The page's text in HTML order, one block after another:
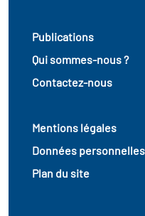
Publications
Qui sommes-nous ?
Contactez-nous
Mentions légales
Données personnelles
Plan du site